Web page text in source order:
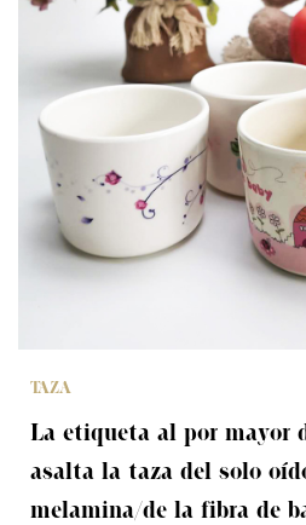
TAZA
La etiqueta al por mayor
asalta la taza del solo
melamina/de la fibra de